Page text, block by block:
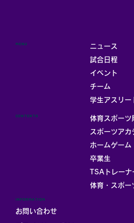
ニュース
試合日程
イベント
チーム
学生アスリー
MENU
体育スポーツ
スポーツアカ
ホームゲーム
卒業生
TSAトレーナ
体育・スポー
CONTENTS
INFORMATION
お問い合わせ